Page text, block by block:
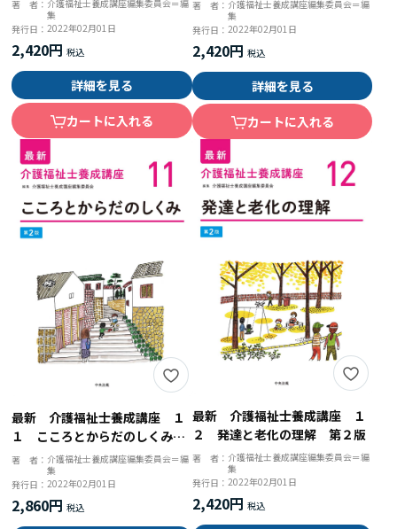
著 者： 介護福祉士養成講座編集委員会＝編
集
発行日：2022年02月01日
2,420円
詳細を見る
カートに入れる
著 者： 介護福祉士養成講座編集委員会＝編
集
発行日： 2022年02月01日
2,420円
詳細を見る
カートに入れる
最新 介護福祉士養成講座 １
１ こころとからだのしくみ
第２版
著 者： 介護福祉士養成講座編集委員会＝編
集
発行日：2022年02月01日
2,860円
最新 介護福祉士養成講座 １
２ 発達と老化の理解 第２版
著 者： 介護福祉士養成講座編集委員会＝編
集
発行日： 2022年02月01日
2,420円